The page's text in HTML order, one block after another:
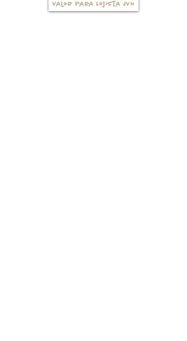
Valor para Lojista JVN